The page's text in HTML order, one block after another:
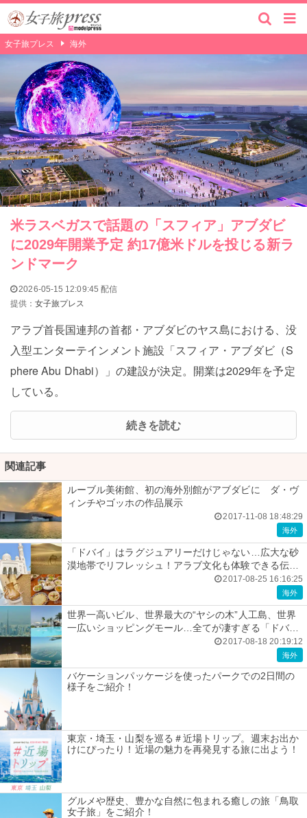
女子旅プレス 海外
米ラスベガスで話題の「スフィア」アブダビ
に2029年開業予定 約17億米ドルを投じる新ラ
ンドマーク
2026-05-15 12:09:45 配信
提供：女子旅プレス
アラブ首長国連邦の首都・アブダビのヤス島における、没
入型エンターテインメント施設「スフィア・アブダビ（S
phere Abu Dhabi）」の建設が決定。開業は2029年を予定
している。
続きを読む
関連記事
ルーブル美術館、初の海外別館がアブダビに ダ・ヴ
ィンチやゴッホの作品展示
2017-11-08 18:48:29
海外
「ドバイ」はラグジュアリーだけじゃない…広大な砂
漠地帯でリフレッシュ！アラブ文化も体験できる伝統
2017-08-25 16:16:25
海外
世界一高いビル、世界最大の“ヤシの木”人工島、世界
一広いショッピングモール…全てが凄すぎる「ドバ
2017-08-18 20:19:12
海外
バケーションパッケージを使ったパークでの2日間の
様子をご紹介！
東京・埼玉・山梨を巡る＃近場トリップ。週末お出か
けにぴったり！近場の魅力を再発見する旅に出よう！
グルメや歴史、豊かな自然に包まれる癒しの旅「鳥取
女子旅」をご紹介！